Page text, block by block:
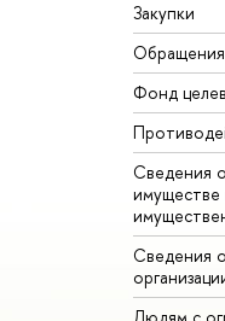
Закупки
Фонд
Сведения
имуществе
Сведения